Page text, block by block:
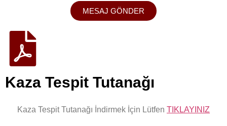
MESAJ GÖNDER
Kaza Tespit Tutanağı
Kaza Tespit Tutanağı İndirmek İçin Lütfen TIKLAYINIZ